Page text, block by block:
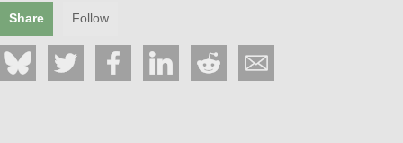
Share Follow